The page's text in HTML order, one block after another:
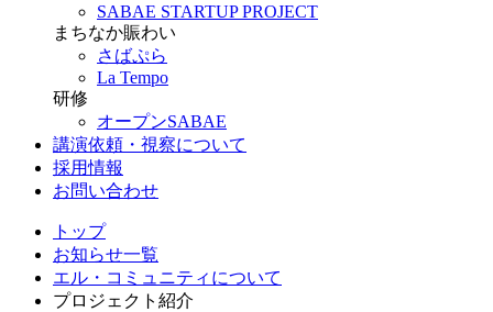
SABAE STARTUP PROJECT
まちなか賑わい
さばぷら
La Tempo
研修
オープンSABAE
講演依頼・視察について
採用情報
お問い合わせ
トップ
お知らせ一覧
エル・コミュニティについて
プロジェクト紹介